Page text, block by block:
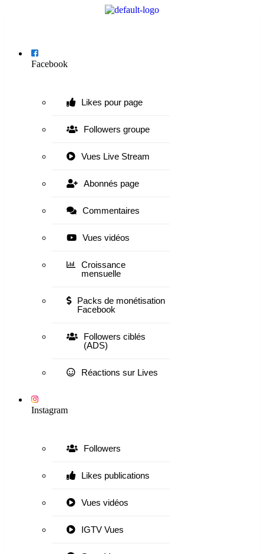
Facebook
Likes pour page
Followers groupe
Vues Live Stream
Abonnés page
Commentaires
Vues vidéos
Croissance
mensuelle
Packs de monétisation
Facebook
Followers ciblés
(ADS)
Réactions sur Lives
Instagram
Followers
Likes publications
Vues vidéos
IGTV Vues